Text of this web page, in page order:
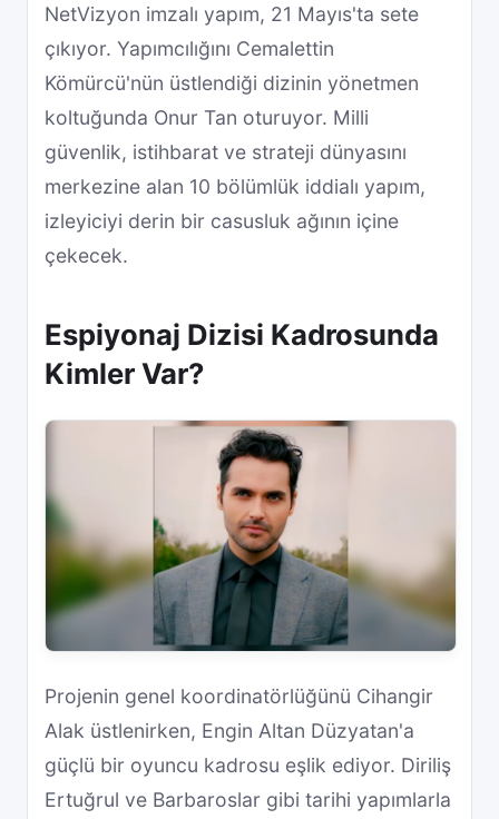
NetVizyon imzalı yapım, 21 Mayıs'ta sete
çıkıyor. Yapımcılığını Cemalettin
Kömürcü'nün üstlendiği dizinin yönetmen
koltuğunda Onur Tan oturuyor. Milli
güvenlik, istihbarat ve strateji dünyasını
merkezine alan 10 bölümlük iddialı yapım,
izleyiciyi derin bir casusluk ağının içine
çekecek.
Espiyonaj Dizisi Kadrosunda
Kimler Var?
Projenin genel koordinatörlüğünü Cihangir
Alak üstlenirken, Engin Altan Düzyatan'a
güçlü bir oyuncu kadrosu eşlik ediyor. Diriliş
Ertuğrul ve Barbaroslar gibi tarihi yapımlarla